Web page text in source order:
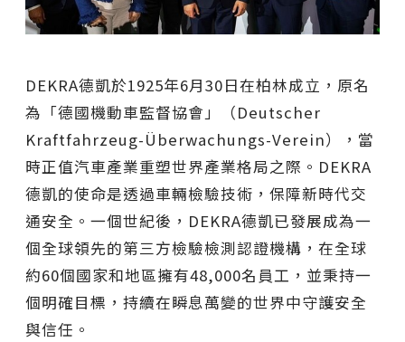
DEKRA德凱於1925年6月30日在柏林成立，原名
為「德國機動車監督協會」（Deutscher
Kraftfahrzeug-Überwachungs-Verein），當
時正值汽車產業重塑世界產業格局之際。DEKRA
德凱的使命是透過車輛檢驗技術，保障新時代交
通安全。一個世紀後，DEKRA德凱已發展成為一
個全球領先的第三方檢驗檢測認證機構，在全球
約60個國家和地區擁有48,000名員工，並秉持一
個明確目標，持續在瞬息萬變的世界中守護安全
與信任。